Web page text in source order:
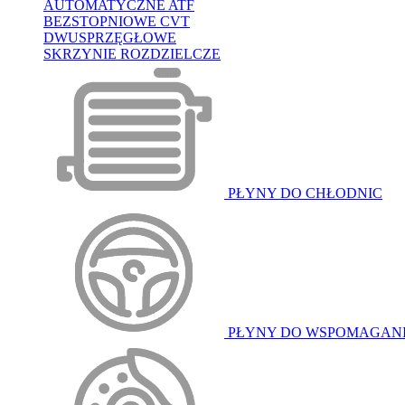
AUTOMATYCZNE ATF
BEZSTOPNIOWE CVT
DWUSPRZĘGŁOWE
SKRZYNIE ROZDZIELCZE
PŁYNY DO CHŁODNIC
PŁYNY DO